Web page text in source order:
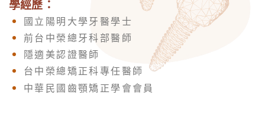
學經歷：
國立陽明大學牙醫學士
前台中榮總牙科部醫師
隱適美認證醫師
台中榮總矯正科專任醫師
中華民國齒顎矯正學會會員